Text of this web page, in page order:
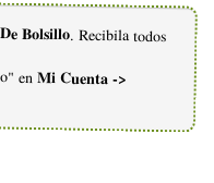
Bolsillo. Recibila todos
en Mi Cuenta ->